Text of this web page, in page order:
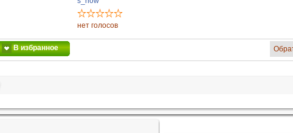
нет голосов
В избранное